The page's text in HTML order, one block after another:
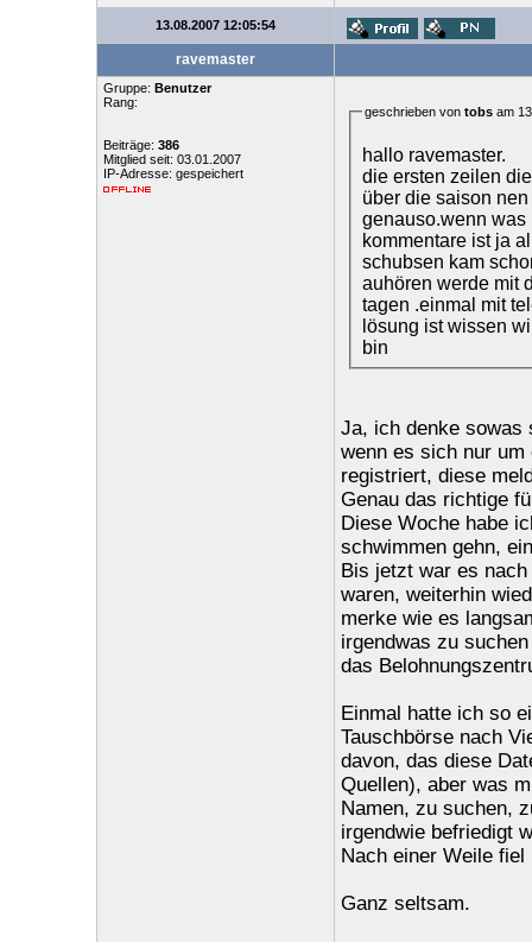
13.08.2007 12:05:54
ravemaster
Gruppe: Benutzer
Rang:
Beiträge: 386
Mitglied seit: 03.01.2007
IP-Adresse: gespeichert
geschrieben von tobsam
hallo ravemaster.
die ersten zeilen
über die saison
genauso.wenn was
kommentare ist ja
schubsen kam
auhören werde mit
tagen .einmal mit
lösung ist wissen
bin
Ja, ich denke sowas
wenn es sich nur um
registriert, diese
Genau das richtige
Diese Woche habe
schwimmen gehn,
Bis jetzt war es
waren, weiterhin
merke wie es
irgendwas zu
das
Einmal hatte ich so
Tauschbörse nach
davon, das diese
Quellen), aber was
Namen, zu suchen,
irgendwie befriedigt
Nach einer Weile
Ganz seltsam.